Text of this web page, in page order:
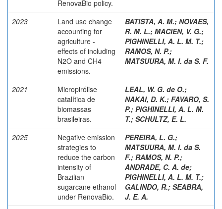
RenovaBio policy.
2023
Land use change
accounting for
agriculture -
effects of including
N2O and CH4
emissions.
BATISTA, A. M.; NOVAES,
R. M. L.; MACIEN, V. G.;
PIGHINELLI, A. L. M. T.;
RAMOS, N. P.;
MATSUURA, M. I. da S. F.
2021
Micropirólise
catalítica de
biomassas
brasileiras.
LEAL, W. G. de O.;
NAKAI, D. K.; FAVARO, S.
P.; PIGHINELLI, A. L. M.
T.; SCHULTZ, E. L.
2025
Negative emission
strategies to
reduce the carbon
intensity of
Brazilian
sugarcane ethanol
under RenovaBio.
PEREIRA, L. G.;
MATSUURA, M. I. da S.
F.; RAMOS, N. P.;
ANDRADE, C. A. de;
PIGHINELLI, A. L. M. T.;
GALINDO, R.; SEABRA,
J. E. A.